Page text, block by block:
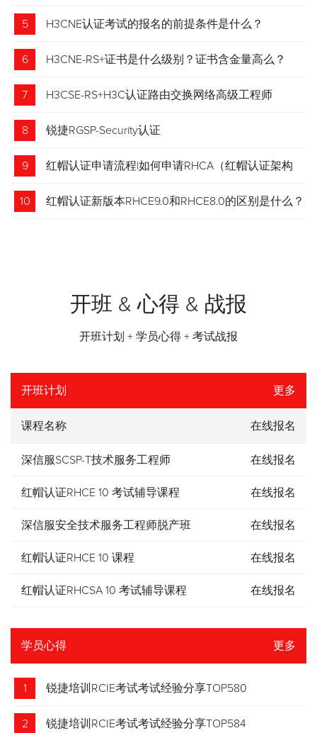
么？
5 H3CNE认证考试的报名的前提条件是什么？
6 H3CNE-RS+证书是什么级别？证书含金量高么？
7 H3CSE-RS+H3C认证路由交换网络高级工程师
8 锐捷RGSP-Security认证
9 红帽认证申请流程|如何申请RHCA（红帽认证架构
师）证书？申请步骤请收藏！
10 红帽认证新版本RHCE9.0和RHCE8.0的区别是什么？
开班 & 心得 & 战报
开班计划 + 学员心得 + 考试战报
开班计划 更多
课程名称 在线报名
深信服SCSP-T技术服务工程师 在线报名
红帽认证RHCE 10 考试辅导课程 在线报名
深信服安全技术服务工程师脱产班 在线报名
红帽认证RHCE 10 课程 在线报名
红帽认证RHCSA 10 考试辅导课程 在线报名
学员心得 更多
1 锐捷培训RCIE考试考试经验分享TOP580
2 锐捷培训RCIE考试考试经验分享TOP584